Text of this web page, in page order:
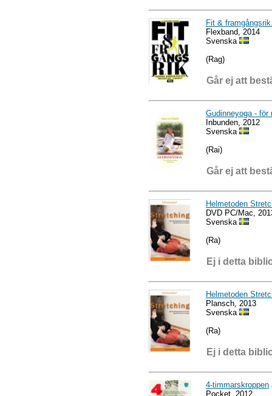
Fit &
Flexband, 2014
Svenska
(Rag)
Går ej att
Gudinneyoga -
Inbunden, 2012
Svenska
(Rai)
Går ej att
Helmetoden
DVD PC/Mac,
Svenska
(Ra)
Ej i detta
Helmetoden
Plansch, 2013
Svenska
(Ra)
Ej i detta
4-timmarskroppen
Pocket, 2012